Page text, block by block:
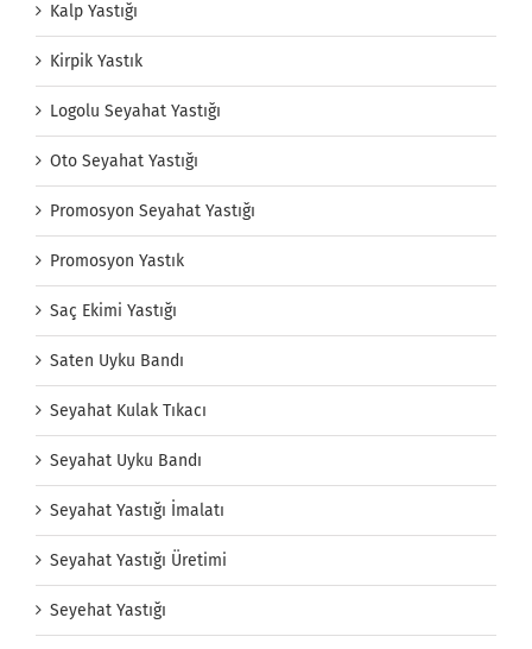
Kalp Yastığı
Kirpik Yastık
Logolu Seyahat Yastığı
Oto Seyahat Yastığı
Promosyon Seyahat Yastığı
Promosyon Yastık
Saç Ekimi Yastığı
Saten Uyku Bandı
Seyahat Kulak Tıkacı
Seyahat Uyku Bandı
Seyahat Yastığı İmalatı
Seyahat Yastığı Üretimi
Seyehat Yastığı